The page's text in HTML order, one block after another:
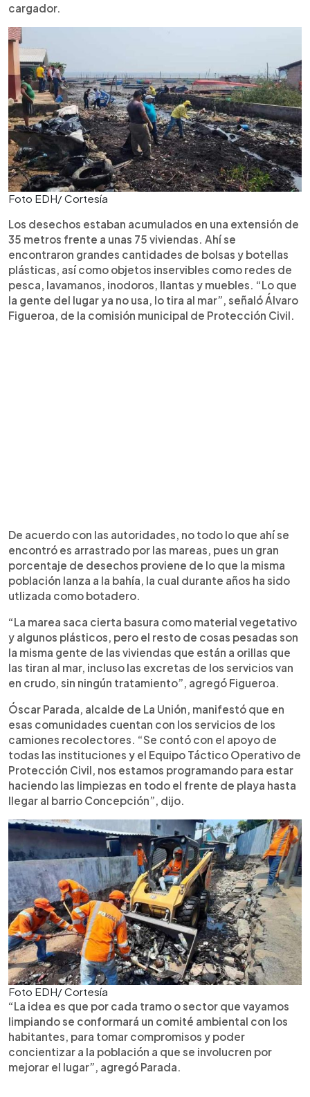
cargador.
Foto EDH/ Cortesía
Los desechos estaban acumulados en una extensión de
35 metros frente a unas 75 viviendas. Ahí se
encontraron grandes cantidades de bolsas y botellas
plásticas, así como objetos inservibles como redes de
pesca, lavamanos, inodoros, llantas y muebles. “Lo que
la gente del lugar ya no usa, lo tira al mar”, señaló Álvaro
Figueroa, de la comisión municipal de Protección Civil.
De acuerdo con las autoridades, no todo lo que ahí se
encontró es arrastrado por las mareas, pues un gran
porcentaje de desechos proviene de lo que la misma
población lanza a la bahía, la cual durante años ha sido
utlizada como botadero.
“La marea saca cierta basura como material vegetativo
y algunos plásticos, pero el resto de cosas pesadas son
la misma gente de las viviendas que están a orillas que
las tiran al mar, incluso las excretas de los servicios van
en crudo, sin ningún tratamiento”, agregó Figueroa.
Óscar Parada, alcalde de La Unión, manifestó que en
esas comunidades cuentan con los servicios de los
camiones recolectores. “Se contó con el apoyo de
todas las instituciones y el Equipo Táctico Operativo de
Protección Civil, nos estamos programando para estar
haciendo las limpiezas en todo el frente de playa hasta
llegar al barrio Concepción”, dijo.
Foto EDH/ Cortesía
“La idea es que por cada tramo o sector que vayamos
limpiando se conformará un comité ambiental con los
habitantes, para tomar compromisos y poder
concientizar a la población a que se involucren por
mejorar el lugar”, agregó Parada.